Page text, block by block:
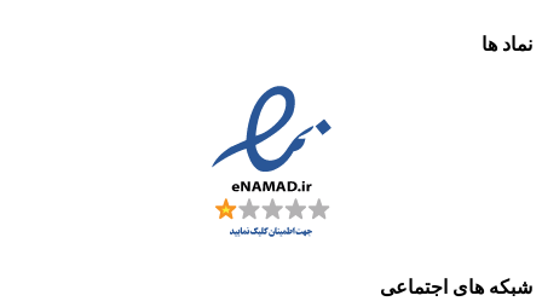
نماد ها
شبکه های اجتماعی